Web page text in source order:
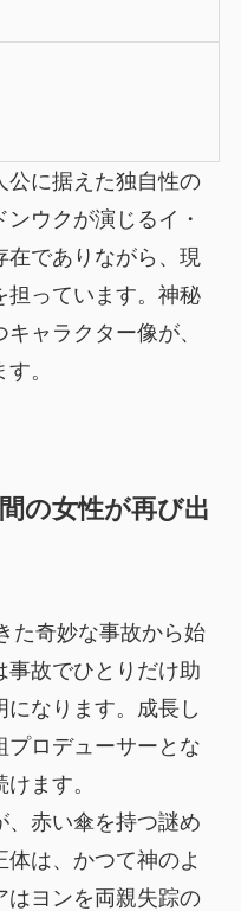
公に据えた独自性の
ウクが演じるイ・
在でありながら、現
担っています。神秘
ャラクター像が、
。
の女性が再び出
た奇妙な事故から始
事故でひとりだけ助
なります。成長し
プロデューサーとな
ます。
、赤い傘を持つ謎め
は、かつて神のよ
はヨンを両親失踪の